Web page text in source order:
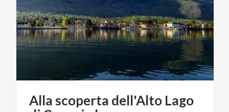
Alla scoperta dell'Alto Lago